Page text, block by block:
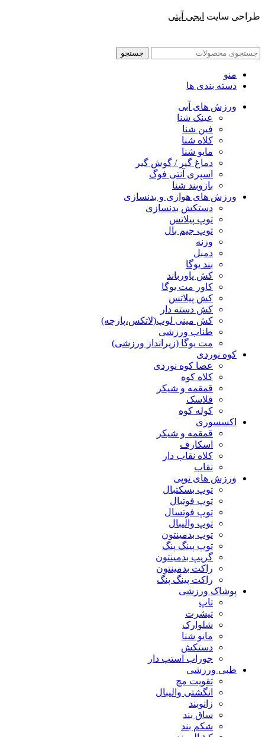
طراحی سایت ایجی آیتی
جستجو
منو
دسته بندی ها
ورزش های آبی
عینک شنا
فین شنا
کلاه شنا
مایو شنا
دماغ گیر / گوش گیر
اسپری آنتی فوگ
بازوبند شنا
ورزش های هوازی و بدنسازی
دستکش بدنسازی
توپ پیلاتس
توپ جیم بال
وزنه
دمبل
بند یوگا
کش پاورباند
کاور مت یوگا
کش پیلاتس
کش دسته دار
کش مینی لوپ(لاتکس،پارچه)
طناب ورزشی
مت یوگا (زیرانداز ورزشی)
کوه نوردی
عصا کوه نوردی
کلاه کوه
قمقمه و شیکر
فلاسک
کوله کوه
اکسسوری
قمقمه و شیکر
اسکارف
کلاه نقاب دار
نقاب
ورزش های توپی
توپ بسکتبال
توپ فوتبال
توپ فوتسال
توپ والیبال
توپ بدمینتون
توپ پینگ پنگ
گریپ بدمینتون
راکت بدمینتون
راکت پینگ پنگ
پوشاک ورزشی
تاپ
تیشرت
شلوارک
مایو شنا
دستکش
جوراب استپ دار
طبی ورزشی
تقویت مچ
انگشتی واليبال
زانوبند
ساق بند
شکم بند